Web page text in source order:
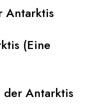
Antarktis
(Eine
der Antarktis